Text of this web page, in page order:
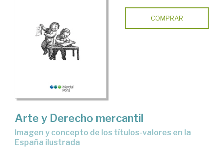
COMPRAR
Arte y Derecho mercantil
España ilustrada